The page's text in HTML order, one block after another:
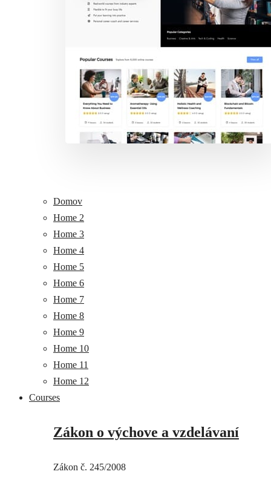
Domov
Home 2
Home 3
Home 4
Home 5
Home 6
Home 7
Home 8
Home 9
Home 10
Home 11
Home 12
Courses
Zákon o výchove a vzdelávaní
Zákon č. 245/2008